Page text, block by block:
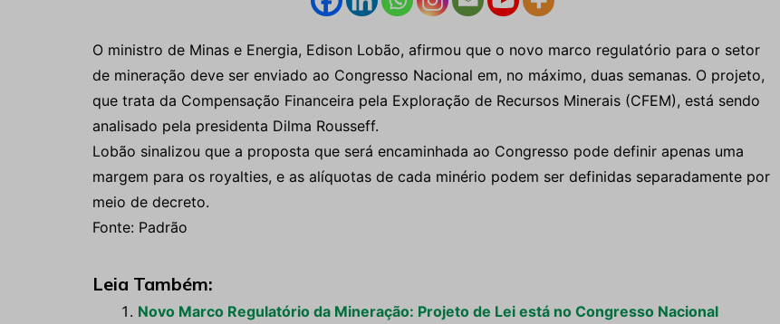
O ministro de Minas e Energia, Edison Lobão, afirmou que o novo marco regulatório para o setor
de mineração deve ser enviado ao Congresso Nacional em, no máximo, duas semanas. O projeto,
que trata da Compensação Financeira pela Exploração de Recursos Minerais (CFEM), está sendo
analisado pela presidenta Dilma Rousseff.
Lobão sinalizou que a proposta que será encaminhada ao Congresso pode definir apenas uma
margem para os royalties, e as alíquotas de cada minério podem ser definidas separadamente por
meio de decreto.
Fonte: Padrão
Leia Também:
Novo Marco Regulatório da Mineração: Projeto de Lei está no Congresso Nacional